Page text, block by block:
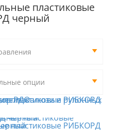
пластиковые
черный
опции